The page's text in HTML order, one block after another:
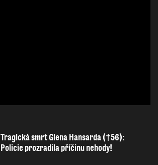
Tragická smrt Glena Hansarda (†56):
Policie prozradila příčinu nehody!